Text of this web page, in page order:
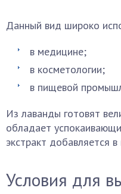
Данный вид широко
в медицине;
в косметологии;
в пищевой
Из лаванды готовят
обладает
экстракт добавляется
Условия для